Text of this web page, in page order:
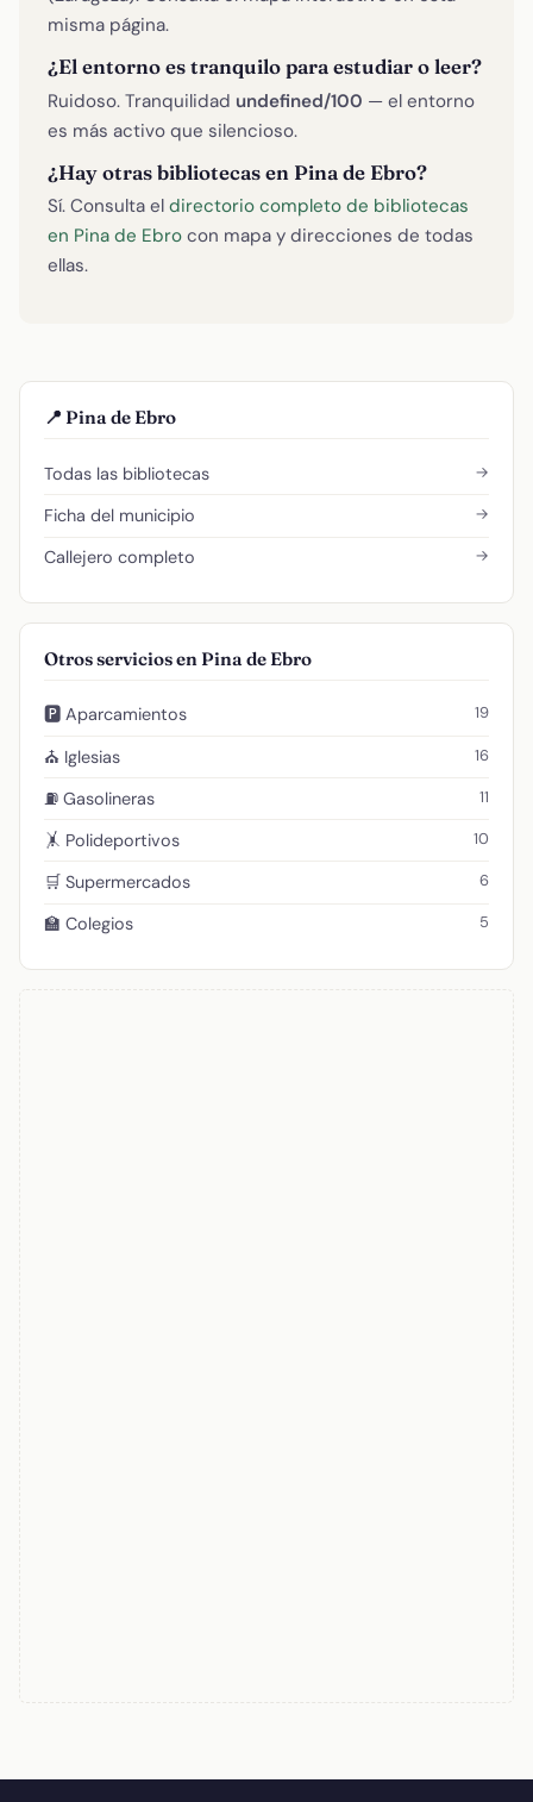
misma página.
¿El entorno es tranquilo para estudiar o leer?
Ruidoso. Tranquilidad undefined/100 — el entorno
es más activo que silencioso.
¿Hay otras bibliotecas en Pina de Ebro?
Sí. Consulta el directorio completo de bibliotecas
en Pina de Ebro con mapa y direcciones de todas
ellas.
📍 Pina de Ebro
Todas las bibliotecas →
Ficha del municipio →
Callejero completo →
Otros servicios en Pina de Ebro
🅿️ Aparcamientos 19
⛪ Iglesias 16
⛽ Gasolineras 11
🤸 Polideportivos 10
🛒 Supermercados 6
🏫 Colegios 5